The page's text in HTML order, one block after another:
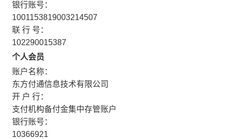
银行账号：
1001153819003214507
联 行 号：
102290015387
个人会员
账户名称：
东方付通信息技术有限公司
开 户 行：
支付机构备付金集中存管账户
银行账号：
10366921